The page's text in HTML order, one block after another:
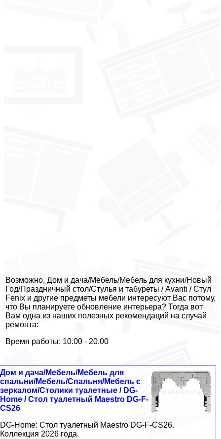
Возможно, Дом и дача/Мебель/Мебель для кухни/Новый
Год/Праздничный стол/Стулья и табуреты / Avanti / Стул
Fenix и другие предметы мебели интересуют Вас потому,
что Вы планируете обновление интерьера? Тогда вот
Вам одна из наших полезных рекомендаций на случай
ремонта:
Время работы: 10.00 - 20.00
Дом и дача/Мебель/Мебель для
спальни/Мебель/Спальня/Мебель с
зеркалом/Столики туалетные / DG-
Home / Стол туалетный Maestro DG-F-
CS26
DG-Home: Стол туалетный Maestro DG-F-CS26.
Коллекция 2026 года.